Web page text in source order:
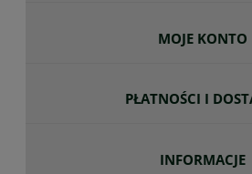
MOJE KONTO
PŁATNOŚCI I
INFORMACJE